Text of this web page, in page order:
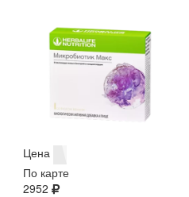
Цена
По карте
2952